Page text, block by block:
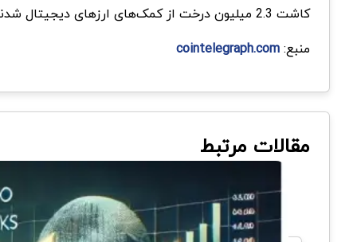
کاشت 2.3 میلیون درخت از کمک‌های ارزهای دیجیتال شدند.
منبع:cointelegraph.com
مقالات مرتبط